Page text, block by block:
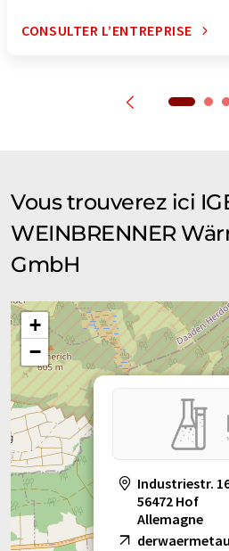
CONSULTER L’ENTREPRISE
Vous trouverez ici
WEINBRENNER
GmbH
Industriestr.
56472 Hof
Allemagne
+
−